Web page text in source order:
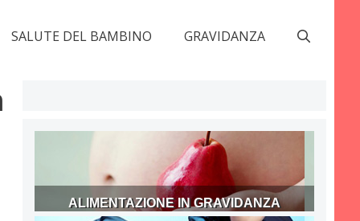
SALUTE DEL BAMBINO GRAVIDANZA
ALIMENTAZIONE IN GRAVIDANZA